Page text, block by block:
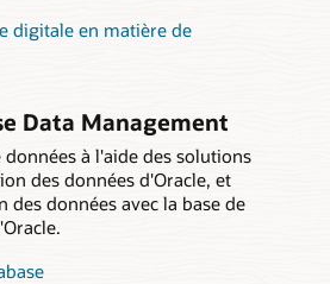
digitale en matière de
Data Management
à l'aide des solutions
des données d'Oracle, et
des données avec la base de